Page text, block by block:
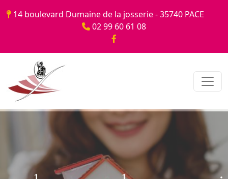
14 boulevard Dumaine de la josserie - 35740 PACE
02 99 60 61 08